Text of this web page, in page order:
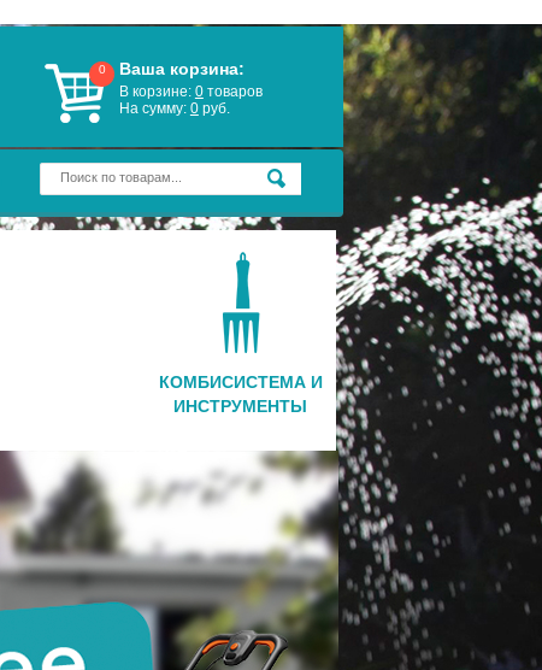
0 Ваша корзина:
В корзине: 0 товаров
На сумму: 0руб.
КОМБИСИСТЕМА И
ИНСТРУМЕНТЫ